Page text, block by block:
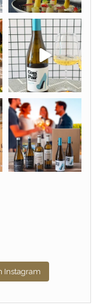
Instagram